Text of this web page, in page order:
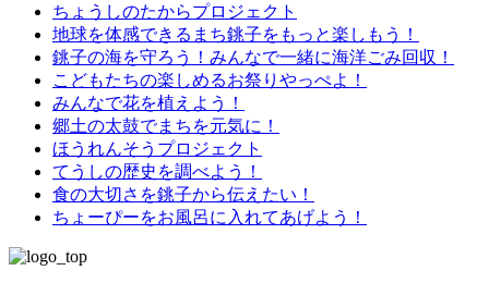
ちょうしのたからプロジェクト
地球を体感できるまち銚子をもっと楽しもう！
銚子の海を守ろう！みんなで一緒に海洋ごみ回収！
こどもたちの楽しめるお祭りやっぺよ！
みんなで花を植えよう！
郷土の太鼓でまちを元気に！
ほうれんそうプロジェクト
てうしの歴史を調べよう！
食の大切さを銚子から伝えたい！
ちょーぴーをお風呂に入れてあげよう！